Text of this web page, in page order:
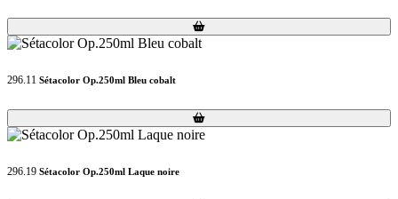
Loading...
Loading...
296.11 Sétacolor Op.250ml Bleu cobalt
Loading...
Loading...
296.19 Sétacolor Op.250ml Laque noire